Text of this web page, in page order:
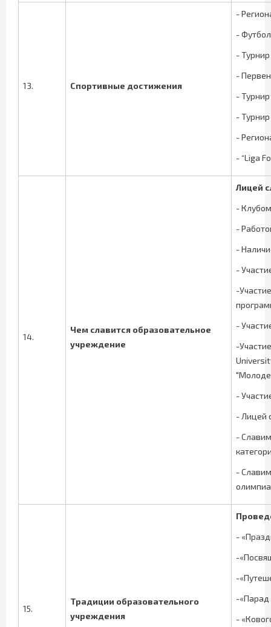
13. Спортивные достижения
-
-
-
-
-
-
-
- “Liga
14.
Чем славится образовательное
учреждение
Лицей
-
-
-
-
-
-
-
-
- Лицей
-
-
15.
Традиции образовательного
учреждения
-
-
-
-
-